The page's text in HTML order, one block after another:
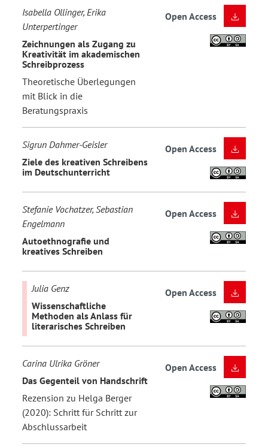
Isabella Ollinger, Erika
Unterpertinger
Zeichnungen als Zugang zu
Kreativität im akademischen
Schreibprozess
Theoretische Überlegungen
mit Blick in die
Beratungspraxis
Open Access
Sigrun Dahmer-Geisler
Ziele des kreativen Schreibens
im Deutschunterricht
Open Access
Stefanie Vochatzer, Sebastian
Engelmann
Autoethnografie und
kreatives Schreiben
Open Access
Julia Genz
Wissenschaftliche
Methoden als Anlass für
literarisches Schreiben
Open Access
Carina Ulrika Gröner
Das Gegenteil von Handschrift
Rezension zu Helga Berger
(2020): Schritt für Schritt zur
Abschlussarbeit
Open Access